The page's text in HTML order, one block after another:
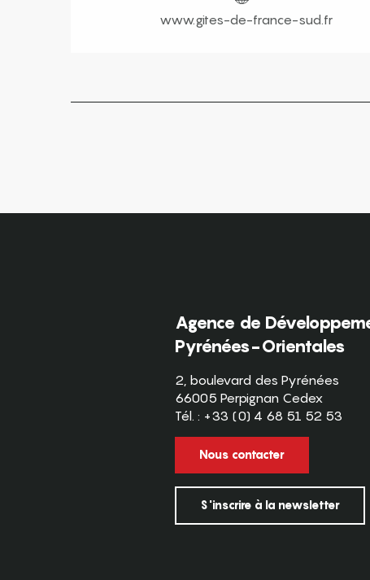
www.gites-de-france-sud.fr
Agence de
Pyrénées-Orientales
2, boulevard des Pyrénées
66005 Perpignan Cedex
Tél. : +33 (0) 4 68 51 52 53
Nous contacter
S'inscrire à la newsletter